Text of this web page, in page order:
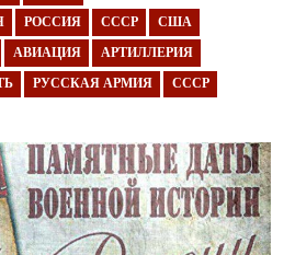
РОССИЯ СССР США
АВИАЦИЯ АРТИЛЛЕРИЯ
РУССКАЯ АРМИЯ СССР